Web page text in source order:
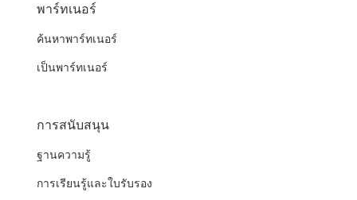
พาร์ทเนอร์
ค้นหาพาร์ทเนอร์
เป็นพาร์ทเนอร์
การสนับสนุน
ฐานความรู้
การเรียนรู้และใบรับรอง